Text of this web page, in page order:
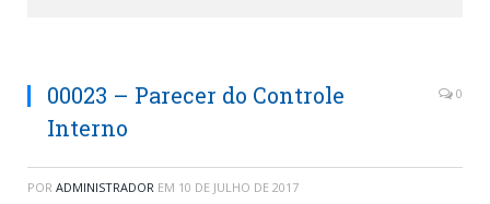
00023 – Parecer do Controle
Interno
0
POR ADMINISTRADOR EM 10 DE JULHO DE 2017